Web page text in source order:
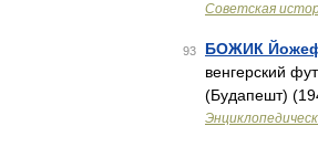
Советская
93 БОЖИК
венгерский
(Будапешт)